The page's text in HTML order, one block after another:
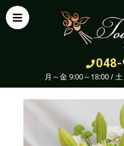
月～金 9:00～18:00 /